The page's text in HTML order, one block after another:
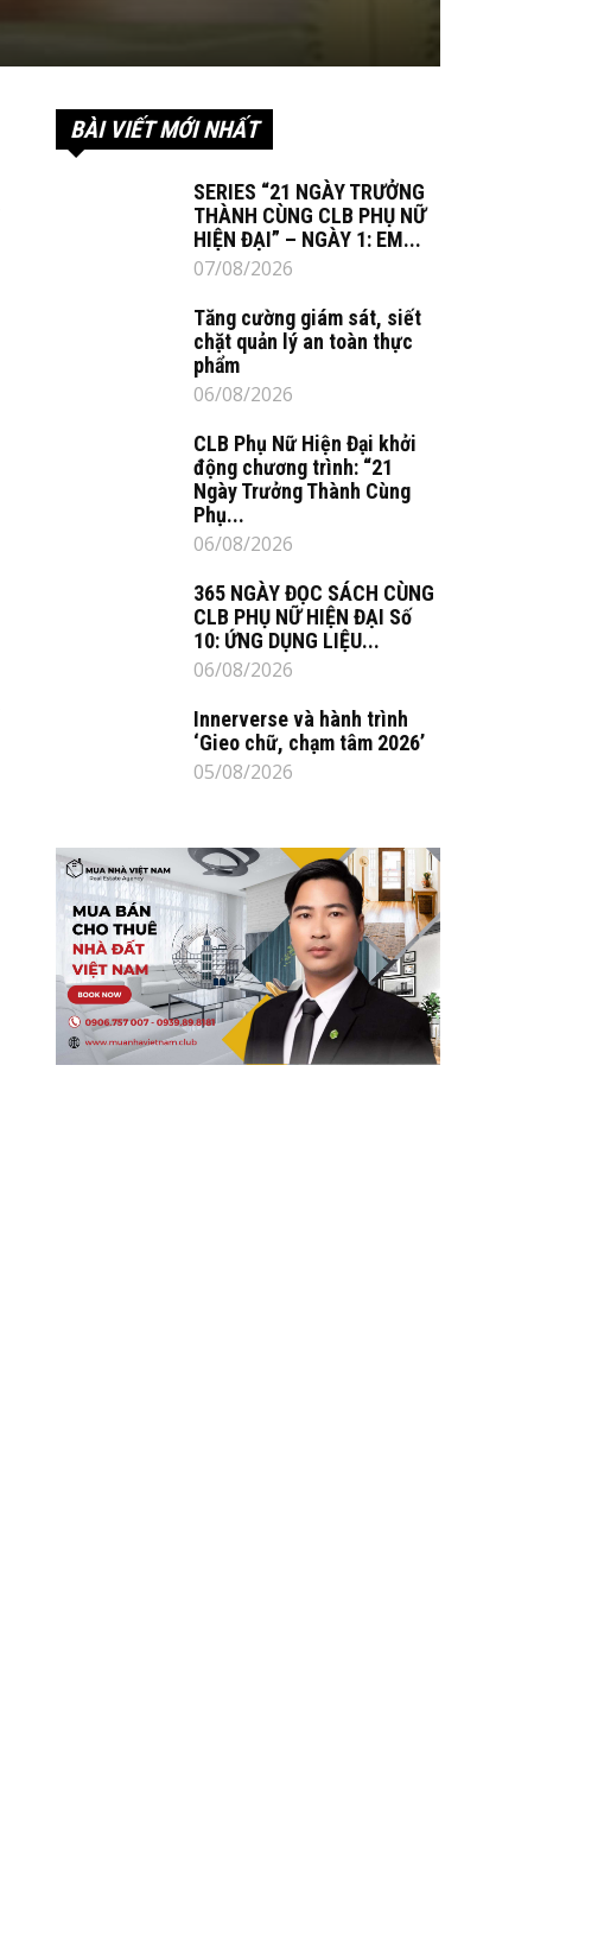
BÀI VIẾT MỚI NHẤT
SERIES “21 NGÀY TRƯỞNG
THÀNH CÙNG CLB PHỤ NỮ
HIỆN ĐẠI” – NGÀY 1: EM...
07/08/2026
Tăng cường giám sát, siết
chặt quản lý an toàn thực
phẩm
06/08/2026
CLB Phụ Nữ Hiện Đại khởi
động chương trình: “21
Ngày Trưởng Thành Cùng
Phụ...
06/08/2026
365 NGÀY ĐỌC SÁCH CÙNG
CLB PHỤ NỮ HIỆN ĐẠI Số
10: ỨNG DỤNG LIỆU...
06/08/2026
Innerverse và hành trình
‘Gieo chữ, chạm tâm 2026’
05/08/2026